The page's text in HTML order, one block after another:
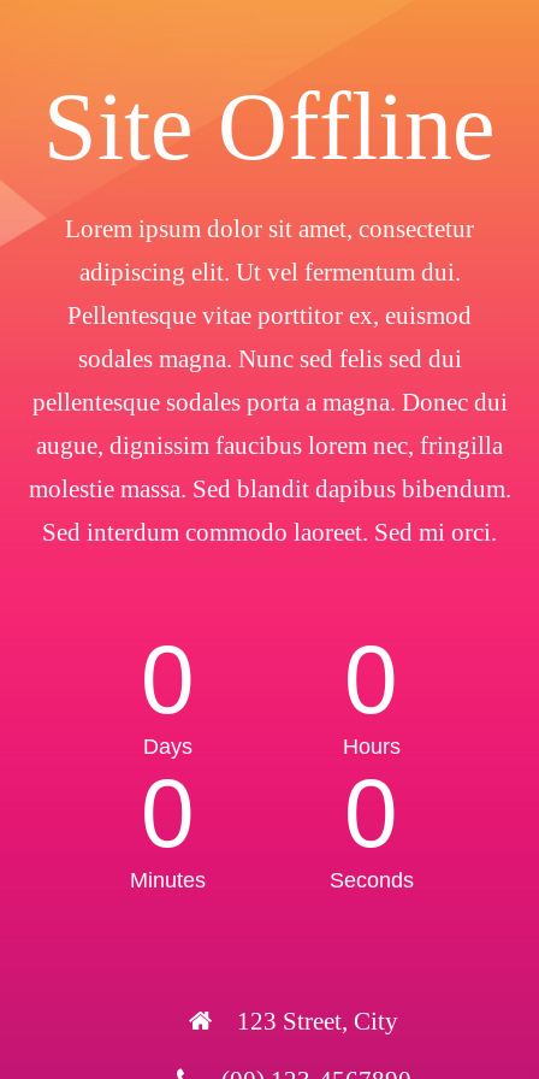
Site Offline
Lorem ipsum dolor sit amet, consectetur
adipiscing elit. Ut vel fermentum dui.
Pellentesque vitae porttitor ex, euismod
sodales magna. Nunc sed felis sed dui
pellentesque sodales porta a magna. Donec dui
augue, dignissim faucibus lorem nec, fringilla
molestie massa. Sed blandit dapibus bibendum.
Sed interdum commodo laoreet. Sed mi orci.
0
Days
0
Hours
0
Minutes
0
Seconds
123 Street, City